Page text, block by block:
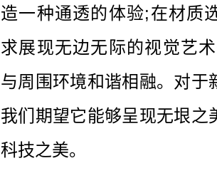
造一种通透的体验;在材质
求展现无边无际的视觉艺
与周围环境和谐相融。对于
我们期望它能够呈现无垠之
科技之美。